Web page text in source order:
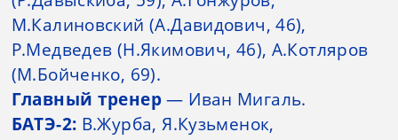
М.Калиновский (А.Давидович, 46),
Р.Медведев (Н.Якимович, 46), А.Котляров
(М.Бойченко, 69).
Главный тренер— Иван Мигаль.
БАТЭ-2: В.Журба, Я.Кузьменок,